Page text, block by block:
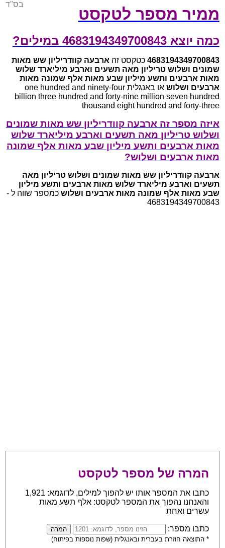
ממיר מספר לטקסט
בס"ד
כמה יוצא 4683194349700843 במילים?
4683194349700843 כטקסט זה ארבעה קוודריליון שש מאות
שמונים ושלוש טריליון מאה תשעים וארבע מיליארד שלוש
מאות ארבעים ותשע מיליון שבע מאות אלף שמונה מאות
ארבעים ושלוש
או באנגלית one hundred and ninety-four
billion three hundred and forty-nine million seven hundred
thousand eight hundred and forty-three
איזה מספר זה ארבעה קוודריליון שש מאות שמונים
ושלוש טריליון מאה תשעים וארבע מיליארד שלוש
מאות ארבעים ותשע מיליון שבע מאות אלף שמונה
מאות ארבעים ושלוש?
ארבעה קוודריליון שש מאות שמונים ושלוש טריליון מאה
תשעים וארבע מיליארד שלוש מאות ארבעים ותשע מיליון
שבע מאות אלף שמונה מאות ארבעים ושלוש כמספר שווה ל -
4683194349700843
המרה של מספר לטקסט
כתבו את המספר אותו יש להפוך למילים, לדוגמא: 1,921
והאנחנו נהפוך את המספר לטקסט: אלף תשע מאות
עשרים ואחת
כתבו מספר:
* התוצאה חוזרת בעברית ובאנגלית (שפות נוספות בפיתוח)